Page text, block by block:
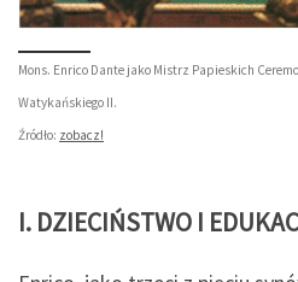
Mons. Enrico Dante jako Mistrz Papieskich
Watykańskiego II.
Źródło: zobacz!
I. DZIECIŃSTWO I